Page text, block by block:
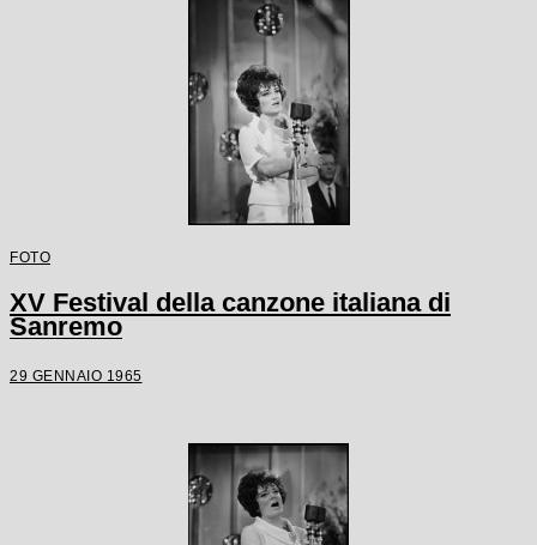
FOTO
XV Festival della canzone italiana di
Sanremo
29 GENNAIO 1965